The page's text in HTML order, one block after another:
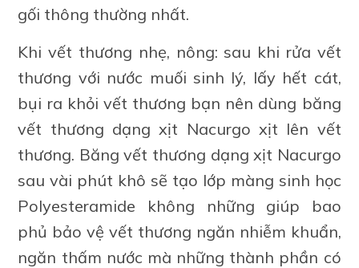
gối thông thường nhất.
Khi vết thương nhẹ, nông: sau khi rửa vết
thương với nước muối sinh lý, lấy hết cát,
bụi ra khỏi vết thương bạn nên dùng băng
vết thương dạng xịt Nacurgo xịt lên vết
thương. Băng vết thương dạng xịt Nacurgo
sau vài phút khô sẽ tạo lớp màng sinh học
Polyesteramide không những giúp bao
phủ bảo vệ vết thương ngăn nhiễm khuẩn,
ngăn thấm nước mà những thành phần có